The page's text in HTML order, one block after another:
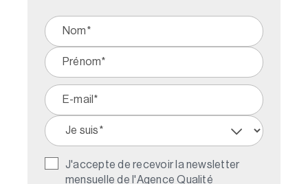
J'accepte de recevoir la newsletter
mensuelle de l'Agence Qualité